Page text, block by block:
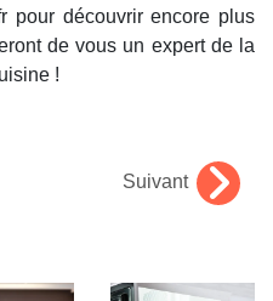
pour découvrir encore plus
de vous un expert de la
!
Suivant